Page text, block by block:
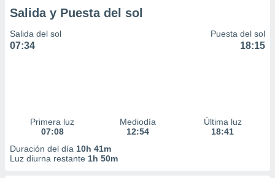
Salida y Puesta del sol
Salida del sol
07:34
Puesta del sol
18:15
Primera luz
07:08
Mediodía
12:54
Última luz
18:41
Duración del día 10h 41m
Luz diurna restante 1h 50m